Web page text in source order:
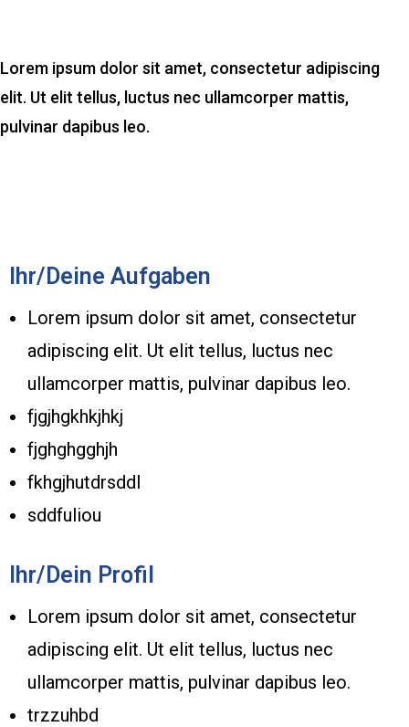
Lorem ipsum dolor sit amet, consectetur adipiscing
elit. Ut elit tellus, luctus nec ullamcorper mattis,
pulvinar dapibus leo.
Ihr/Deine Aufgaben
Lorem ipsum dolor sit amet, consectetur
adipiscing elit. Ut elit tellus, luctus nec
ullamcorper mattis, pulvinar dapibus leo.
fjgjhgkhkjhkj
fjghghgghjh
fkhgjhutdrsddl
sddfuliou
Ihr/Dein Profil
Lorem ipsum dolor sit amet, consectetur
adipiscing elit. Ut elit tellus, luctus nec
ullamcorper mattis, pulvinar dapibus leo.
trzzuhbd